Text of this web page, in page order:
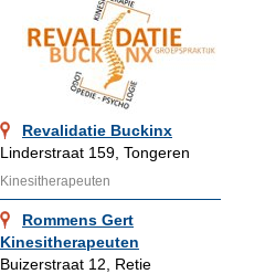
Revalidatie Buckinx
Linderstraat 159, Tongeren
Kinesitherapeuten
Rommens Gert
Kinesitherapeuten
Buizerstraat 12, Retie